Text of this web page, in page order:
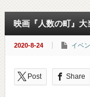
映画『人数の町』
2020-8-24 イベ
Post Share